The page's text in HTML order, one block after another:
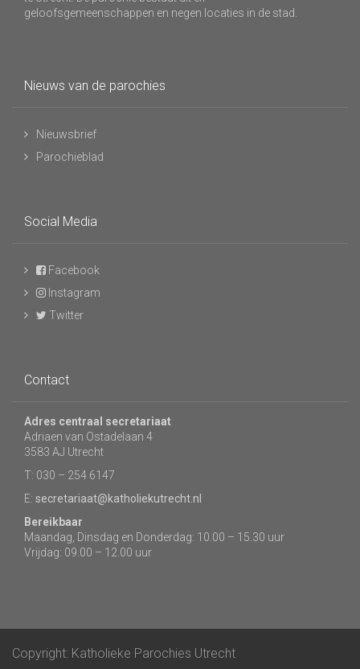
geloofsgemeenschappen en negen locaties in de stad.
Nieuws van de parochies
Nieuwsbrief
Parochieblad
Social Media
Facebook
Instagram
Twitter
Contact
Adres centraal secretariaat
Adriaen van Ostadelaan 4
3583 AJ Utrecht
T: 030 – 254 6147
E: secretariaat@katholiekutrecht.nl
Bereikbaar
Maandag, Dinsdag en Donderdag: 10.00 – 15.30 uur
Vrijdag: 09.00 – 12.00 uur
Copyright: Katholieke Parochies Utrecht